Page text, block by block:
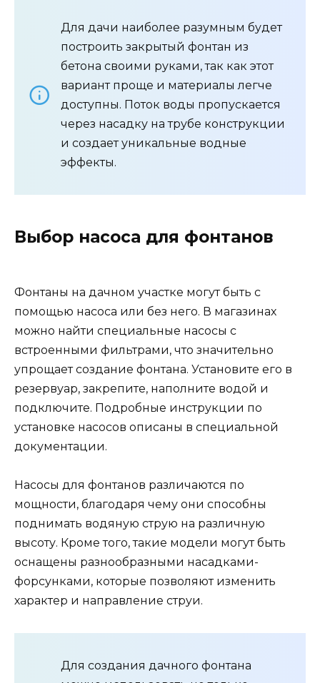
Для дачи наиболее разумным будет
построить закрытый фонтан из
бетона своими руками, так как этот
вариант проще и материалы легче
доступны. Поток воды пропускается
через насадку на трубе конструкции
и создает уникальные водные
эффекты.
Выбор насоса для фонтанов
Фонтаны на дачном участке могут быть с
помощью насоса или без него. В магазинах
можно найти специальные насосы с
встроенными фильтрами, что значительно
упрощает создание фонтана. Установите его в
резервуар, закрепите, наполните водой и
подключите. Подробные инструкции по
установке насосов описаны в специальной
документации.
Насосы для фонтанов различаются по
мощности, благодаря чему они способны
поднимать водяную струю на различную
высоту. Кроме того, такие модели могут быть
оснащены разнообразными насадками-
форсунками, которые позволяют изменить
характер и направление струи.
Для создания дачного фонтана